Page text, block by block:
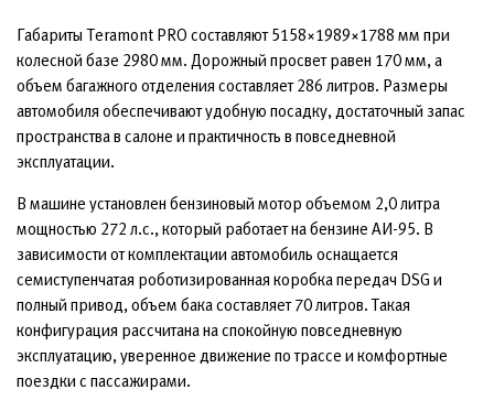
Габариты Teramont PRO составляют 5158×1989×1788 мм при
колесной базе 2980 мм. Дорожный просвет равен 170 мм, а
объем багажного отделения составляет 286 литров. Размеры
автомобиля обеспечивают удобную посадку, достаточный запас
пространства в салоне и практичность в повседневной
эксплуатации.
В машине установлен бензиновый мотор объемом 2,0 литра
мощностью 272 л.с., который работает на бензине АИ-95. В
зависимости от комплектации автомобиль оснащается
семиступенчатая роботизированная коробка передач DSG и
полный привод, объем бака составляет 70 литров. Такая
конфигурация рассчитана на спокойную повседневную
эксплуатацию, уверенное движение по трассе и комфортные
поездки с пассажирами.